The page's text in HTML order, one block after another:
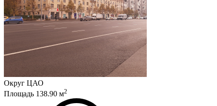
Округ ЦАО
Площадь 138.90 м2